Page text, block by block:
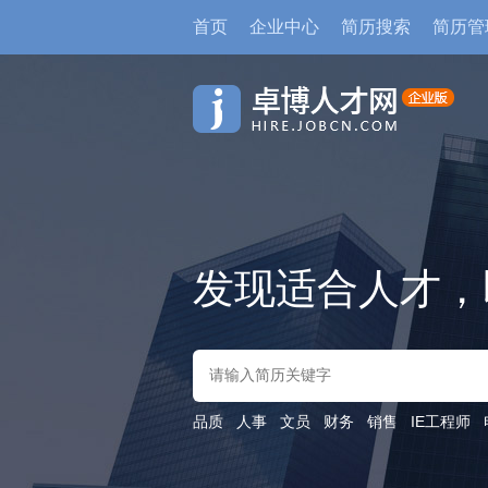
首页 企业中心 简历搜索 简历管
发现适合人才
品质 人事 文员 财务 销售 IE工程师